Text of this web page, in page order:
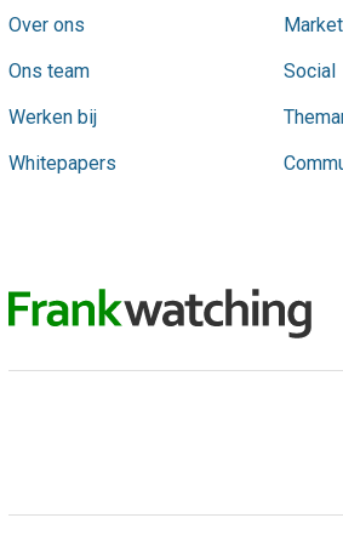
Over ons
Ons team
Werken bij
Whitepapers
Social